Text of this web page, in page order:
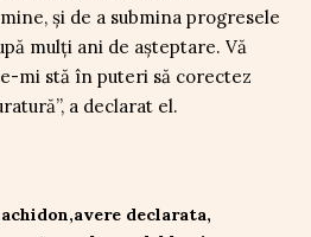
și de a submina progresele
mulți ani de așteptare. Vă
mi stă în puteri să corectez
a declarat el.
avere declarata